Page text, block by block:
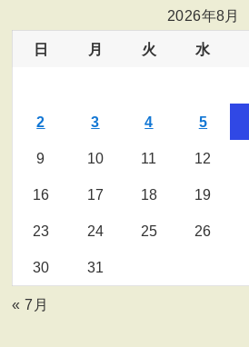
2026年8月
日 月 火 水
2 3 4 5
9 10 11 12
16 17 18 19
23 24 25 26
30 31
« 7月